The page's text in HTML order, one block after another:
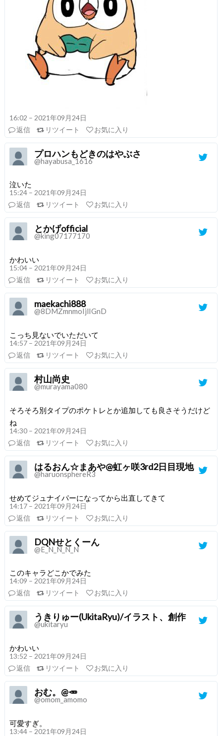
16:02 – 2021年09月24日
返信
リツイート お気に入り
プロハンもどきのはやぶさ
@hayabusa_1616
泣いた
15:24 – 2021年09月24日
返信
リツイート お気に入り
とかげofficial
@king07177170
かわいい
15:04 – 2021年09月24日
返信
リツイート お気に入り
maekachi888
@8DMZmnmoIjlIGnD
こっち見ないでいただいて
14:57 – 2021年09月24日
返信
リツイート お気に入り
村山尚史
@murayama080
そろそろ別タイプのポケトレとか追加しても良さそうだけど
ね
14:30 – 2021年09月24日
返信
リツイート お気に入り
はるおん☆まあや@虹ヶ咲3rd2日目現地
@haruonsphereR3
せめてジュナイパーになってから出直してきて
14:17 – 2021年09月24日
返信
リツイート お気に入り
DQNせとくーん
@E_N_N_N_N
このキャラどこかでみた
14:09 – 2021年09月24日
返信
リツイート お気に入り
うきりゅー(UkitaRyu)/イラスト、創作
@ukitaryu
かわいい
13:52 – 2021年09月24日
返信
リツイート お気に入り
おむ。@🥕
@omom_amomo
可愛すぎ。
13:44 – 2021年09月24日